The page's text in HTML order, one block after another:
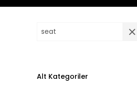
Alt Kategoriler